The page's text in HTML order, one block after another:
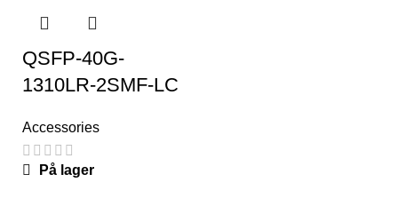
QSFP-40G-
1310LR-2SMF-LC
Accessories
På lager